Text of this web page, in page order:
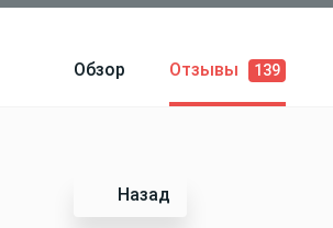
Обзор Отзывы 139
Назад